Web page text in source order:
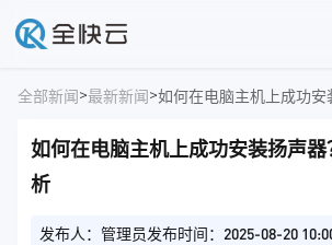
全部新闻>最新新闻>如何在电脑主机上成功
如何在电脑主机上成功安装扬声
析
发布人：管理员发布时间：2025-08-20